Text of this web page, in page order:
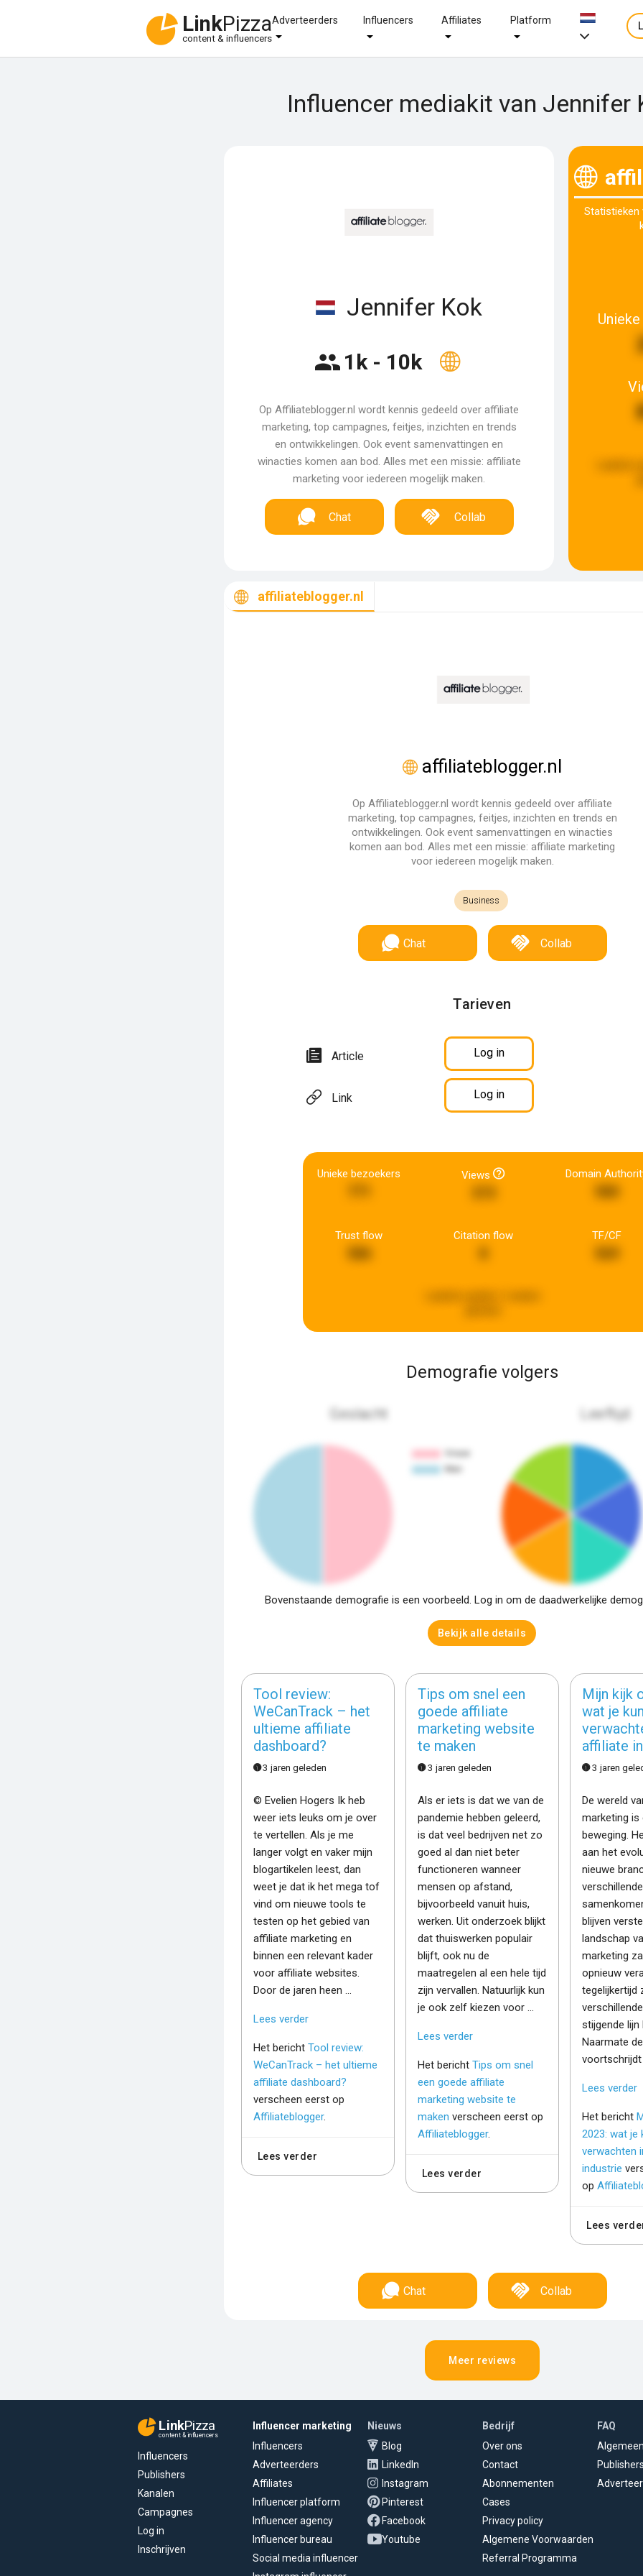
LinkPizza
content & influencers
Adverteerders Influencers Affiliates Platform
Influencer mediakit van Jennifer
Jennifer Kok
1k - 10k
Op Affiliateblogger.nl wordt kennis gedeeld over affiliate
marketing, top campagnes, feitjes, inzichten en trends
en ontwikkelingen. Ook event samenvattingen en
winacties komen aan bod. Alles met een missie: affiliate
marketing voor iedereen mogelijk maken.
Chat Collab
affiliateblogger.nl
affiliateblogger.nl
Op Affiliateblogger.nl wordt kennis gedeeld over affiliate
marketing, top campagnes, feitjes, inzichten en trends en
ontwikkelingen. Ook event samenvattingen en winacties
komen aan bod. Alles met een missie: affiliate marketing
voor iedereen mogelijk maken.
Business
Chat Collab
Tarieven
Article Log in
Link Log in
Unieke bezoekers Views Domain
580
Trust flow
586
Citation flow TF/CF
Demografie volgers
Geslacht Leeftijd
Bovenstaande demografie is een voorbeeld. Log in om de daadwerkelijke
Bekijk alle details
Tool review:
WeCanTrack – het
ultieme affiliate
dashboard?
3 jaren geleden
© Evelien Hogers Ik heb
weer iets leuks om je over
te vertellen. Als je me
langer volgt en vaker mijn
blogartikelen leest, dan
weet je dat ik het mega tof
vind om nieuwe tools te
testen op het gebied van
affiliate marketing en
binnen een relevant kader
voor affiliate websites.
Door de jaren heen ...
Lees verder
Het bericht Tool review:
WeCanTrack – het ultieme
affiliate dashboard?
verscheen eerst op
Affiliateblogger.
Lees verder
Tips om snel een
goede affiliate
marketing website
te maken
3 jaren geleden
Als er iets is dat we van de
pandemie hebben geleerd,
is dat veel bedrijven net zo
goed al dan niet beter
functioneren wanneer
mensen op afstand,
bijvoorbeeld vanuit huis,
werken. Uit onderzoek blijkt
dat thuiswerken populair
blijft, ook nu de
maatregelen al een hele tijd
zijn vervallen. Natuurlijk kun
je ook zelf kiezen voor ...
Lees verder
Het bericht Tips om snel
een goede affiliate
marketing website te
maken verscheen eerst op
Affiliateblogger.
Lees verder
Mijn kijk
wat je
affiliate
3 jaren
De wereld
marketing is
beweging.
aan het
nieuwe
blijven
landschap
marketing
opnieuw
tegelijkertijd
stijgende lijn
Naarmate
voortschrijdt
Lees verder
Het bericht
2023: wat je
verwachten
industrie
op
Lees
Chat Collab
Meer reviews
LinkPizza
content & influencers
Influencers
Publishers
Kanalen
Campagnes
Log in
Inschrijven
Influencer marketing
Influencers
Adverteerders
Affiliates
Influencer platform
Influencer agency
Influencer bureau
Social media influencer
Nieuws
Blog
LinkedIn
Instagram
Pinterest
Facebook
Youtube
Bedrijf
Over ons
Contact
Abonnementen
Cases
Privacy policy
Algemene Voorwaarden
Referral Programma
FAQ